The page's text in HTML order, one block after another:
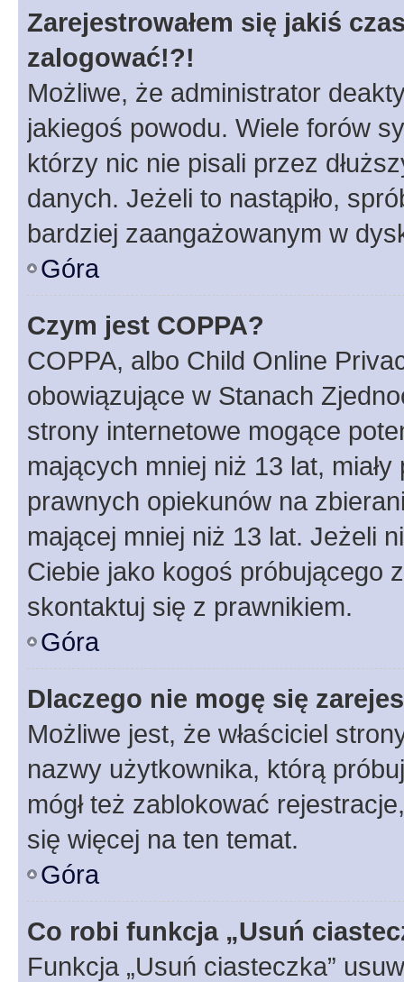
Zarejestrowałem się jakiś
zalogować!?!
Możliwe, że administrator
jakiegoś powodu. Wiele forów
którzy nic nie pisali przez
danych. Jeżeli to nastąpiło,
bardziej zaangażowanym w
Góra
Czym jest COPPA?
COPPA, albo Child Online
obowiązujące w Stanach
strony internetowe mogące
mających mniej niż 13 lat,
prawnych opiekunów na
mającej mniej niż 13 lat. Jeżeli
Ciebie jako kogoś próbującego
skontaktuj się z prawnikiem.
Góra
Dlaczego nie mogę się
Możliwe jest, że właściciel
nazwy użytkownika, którą
mógł też zablokować
się więcej na ten temat.
Góra
Co robi funkcja „Usuń
Funkcja „Usuń ciasteczka”